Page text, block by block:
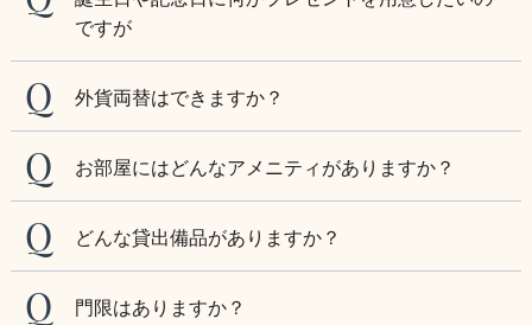
ですが
外貨両替はできますか？
お部屋にはどんなアメニティがありますか？
どんな貸出備品がありますか？
門限はありますか？